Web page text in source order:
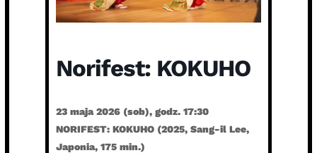
Norifest: KOKUHO
23 maja 2026 (sob), godz. 17:30
NORIFEST: KOKUHO (2025, Sang-il Lee,
Japonia, 175 min.)